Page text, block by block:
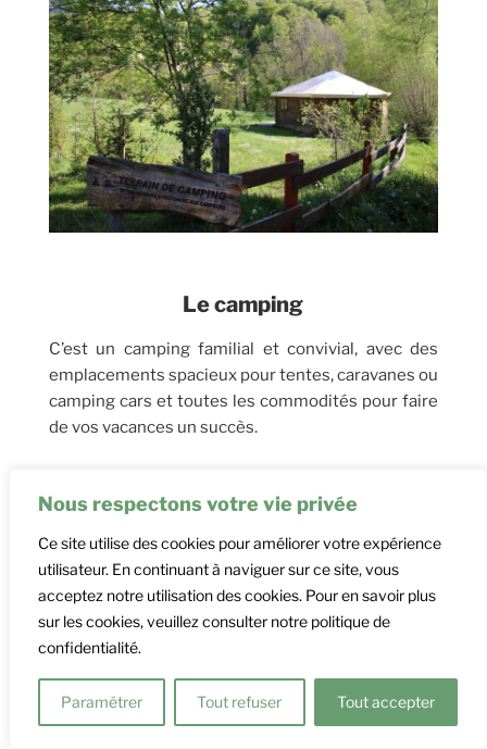
Nous respectons votre vie privée
Ce site utilise des cookies pour améliorer votre expérience
utilisateur. En continuant à naviguer sur ce site, vous
acceptez notre utilisation des cookies. Pour en savoir plus
sur les cookies, veuillez consulter notre politique de
confidentialité.
Paramétrer Tout refuser Tout accepter
Le camping
C’est un camping familial et convivial, avec des
emplacements spacieux pour tentes, caravanes ou
camping cars et toutes les commodités pour faire
de vos vacances un succès.
Voir nos emplacements & locatifs
Élodie et Olivier vous accueillent lors
de votre séjour en Ariège